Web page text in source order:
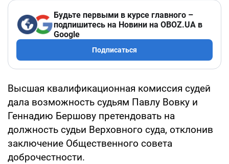
Будьте первыми в курсе главного –
подпишитесь на Новини на OBOZ.UA в
Google
Подписаться
Высшая квалификационная комиссия судей
дала возможность судьям Павлу Вовку и
Геннадию Бершову претендовать на
должность судьи Верховного суда, отклонив
заключение Общественного совета
доброчестности.